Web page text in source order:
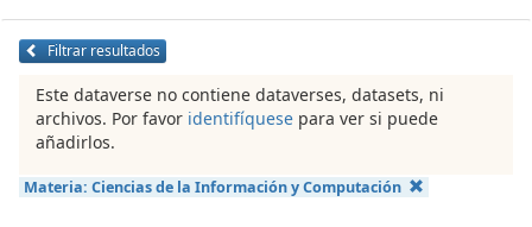
Filtrar resultados
Este dataverse no contiene dataverses, datasets, ni
archivos. Por favor identifíquese para ver si puede
añadirlos.
Materia: Ciencias de la Información y Computación